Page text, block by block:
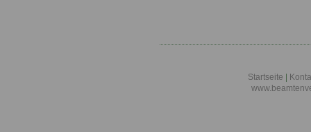
Startseite